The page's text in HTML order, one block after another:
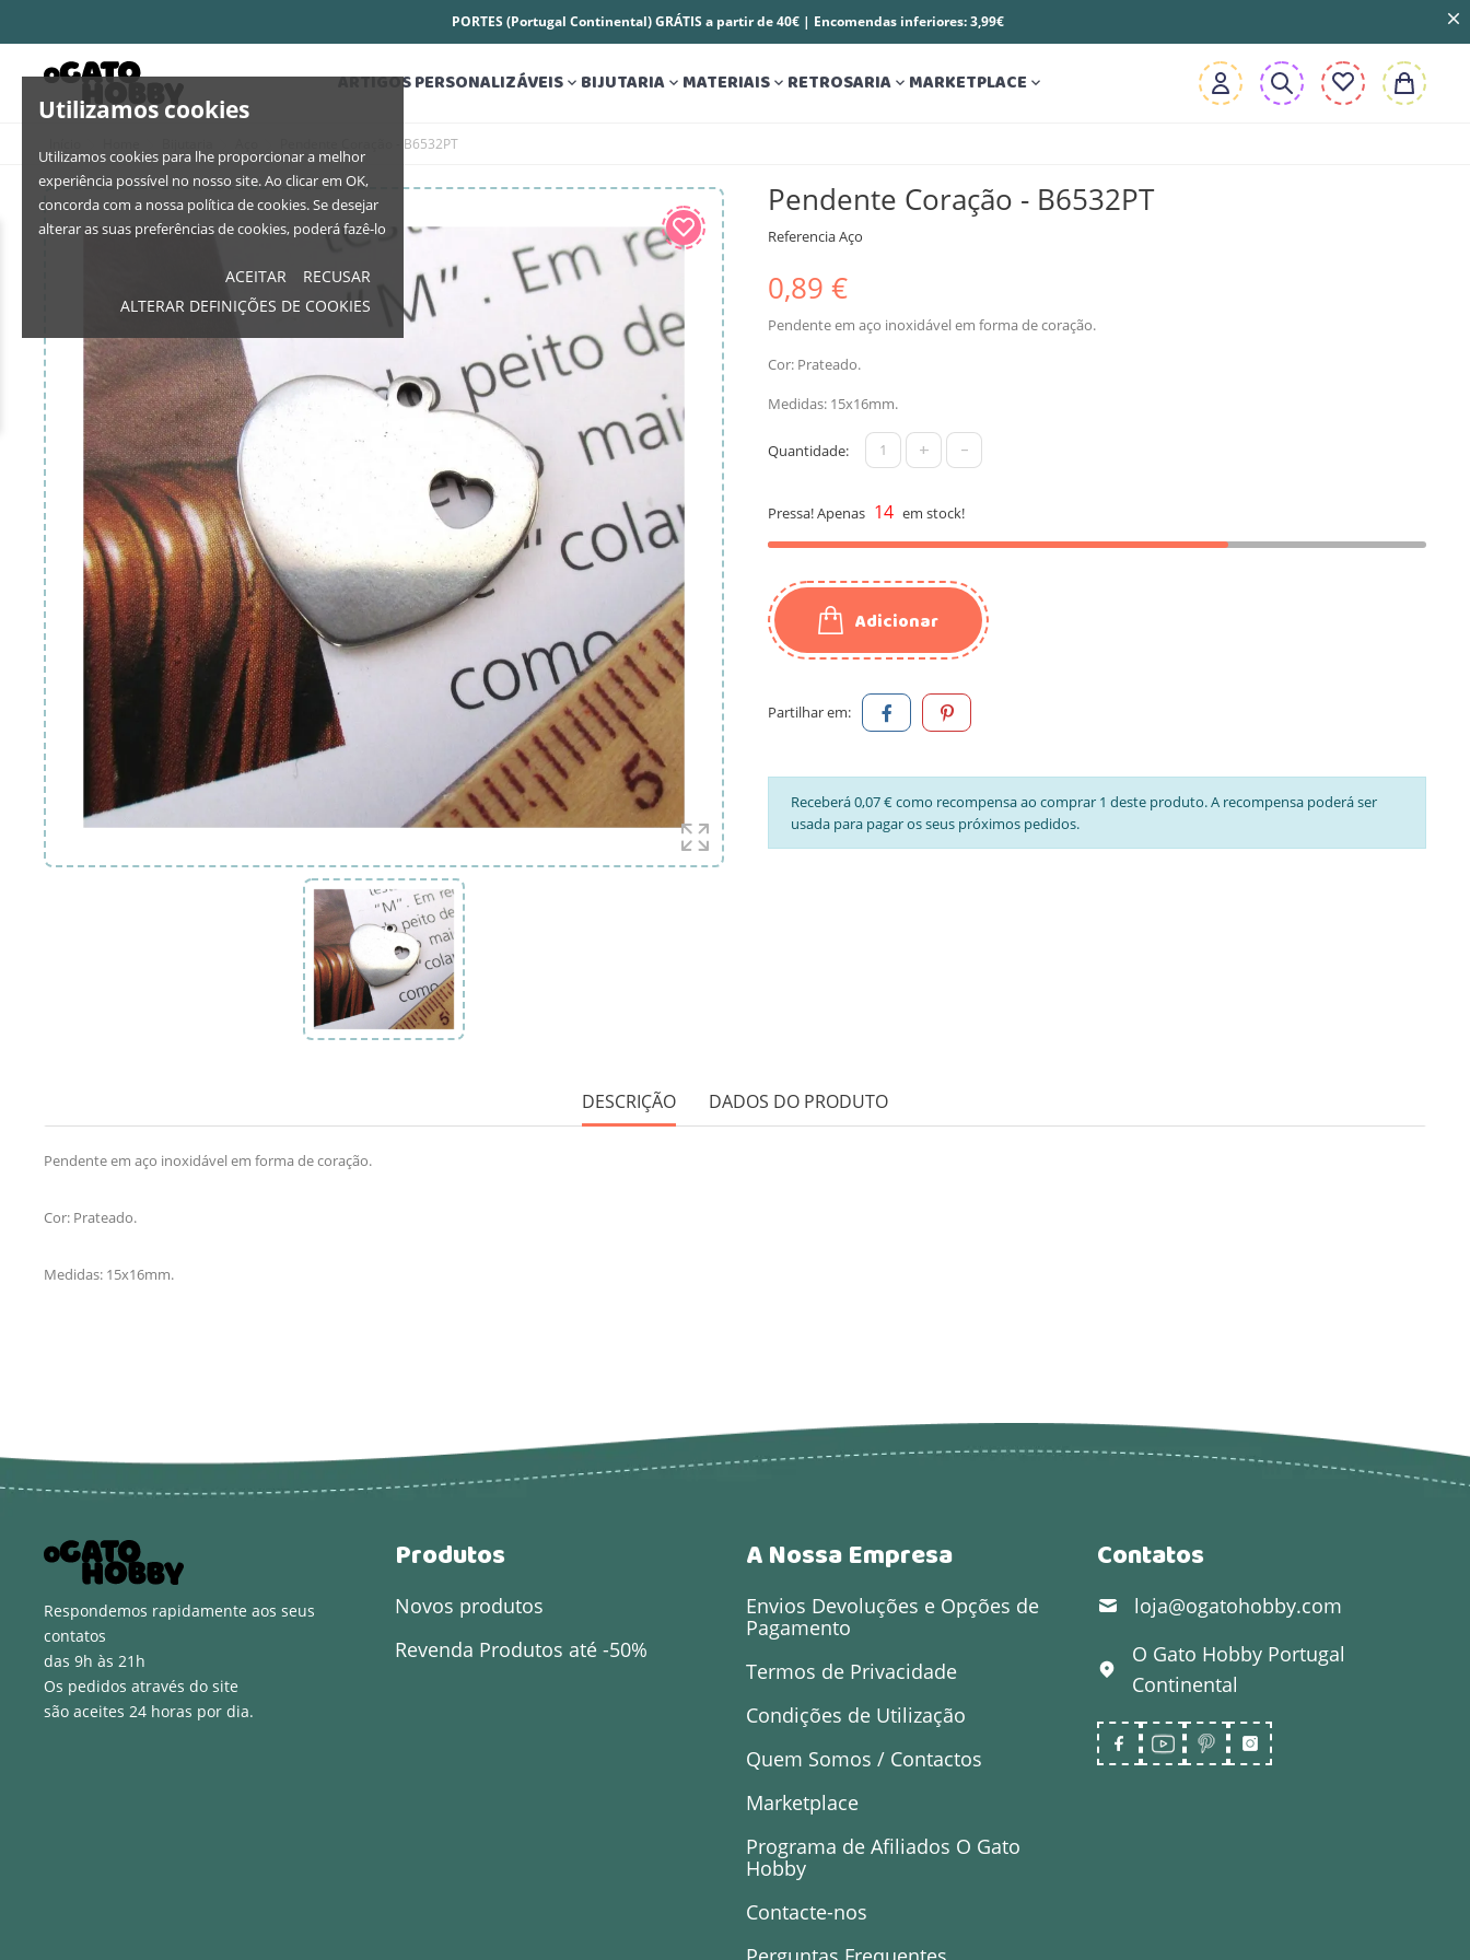
Utilizamos cookies
Utilizamos cookies para lhe proporcionar a melhor
experiência possível no nosso site. Ao clicar em OK,
concorda com a nossa política de cookies. Se desejar
alterar as suas preferências de cookies, poderá fazê-lo
ACEITAR
RECUSAR
ALTERAR DEFINIÇÕES DE COOKIES
PORTES (Portugal Continental) GRÁTIS a partir de 40€ | Encomendas inferiores: 3,99€
ARTIGOS PERSONALIZÁVEIS BIJUTARIA MATERIAIS RETROSARIA MARKETPLACE 
Pendente Coração - B6532PT
Pendente Coração - B6532PT
ReferenciaAço
0,89 €
Pendente em aço inoxidável em forma de coração.
Cor: Prateado.
Medidas: 15x16mm.
Quantidade: + -
Pressa! Apenas 14 em stock!
Adicionar
Partilhar em:
Receberá 0,07 € como recompensa ao comprar 1 deste produto. A recompensa poderá ser
usada para pagar os seus próximos pedidos.
DESCRIÇÃO DADOS DO PRODUTO
Pendente em aço inoxidável em forma de coração.
Cor: Prateado.
Medidas: 15x16mm.
Respondemos rapidamente aos seus
contatos
das 9h às 21h
Os pedidos através do site
são aceites 24 horas por dia.
Produtos
Novos produtos
Revenda Produtos até -50%
A Nossa Empresa
Envios Devoluções e Opções de
Pagamento
Termos de Privacidade
Condições de Utilização
Quem Somos / Contactos
Marketplace
Programa de Afiliados O Gato
Hobby
Contacte-nos
Contatos
loja@ogatohobby.com
O Gato Hobby Portugal
Continental